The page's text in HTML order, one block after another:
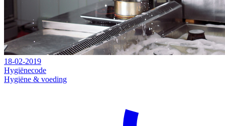
18-02-2019
Hygiënecode
Hygiëne & voeding